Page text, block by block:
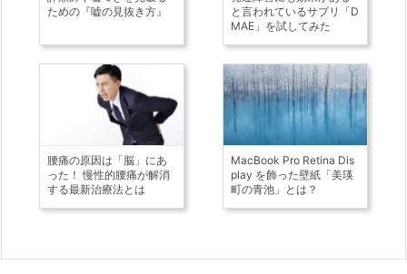
ための『嘘の見抜き方』
と言われているサプリ「D
MAE」を試してみた
腰痛の原因は「脳」にあ
った！ 慢性的腰痛が解消
する最新治療法とは
MacBook Pro Retina Dis
play を飾った壁紙「美瑛
町の青池」とは？